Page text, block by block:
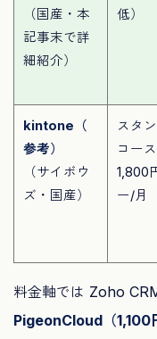
（国産・本
記事末で詳
細紹介）
低）
kintone（
参考）
（サイボウ
ズ・国産）
スタ
コース
1,800
ー/月
料金軸では Zoho
PigeonCloud（1,100